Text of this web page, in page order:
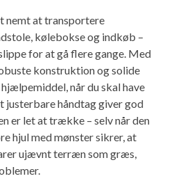
campingvogn
klimaanlæg
campingvogn
og sikkerhedsapp
vand i campingvognen
nemt at transportere
kølebokse og indkøb –
for at gå flere gange. Med
konstruktion og solide
når du skal have
justerbare håndtag giver god
er let at trække – selv når den
hjul med mønster sikrer, at
ujævnt terræn som græs,